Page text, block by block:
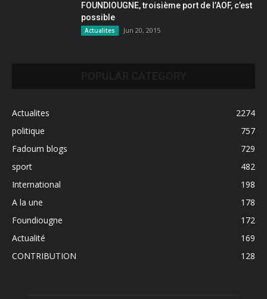
FOUNDIOUGNE, troisième port de l’AOF, c’est
possible
Actualites Jun 20, 2015
Actualites
2274
politique
757
Fadoum blogs
729
sport
482
International
198
A la une
178
Foundiougne
172
Actualité
169
CONTRIBUTION
128